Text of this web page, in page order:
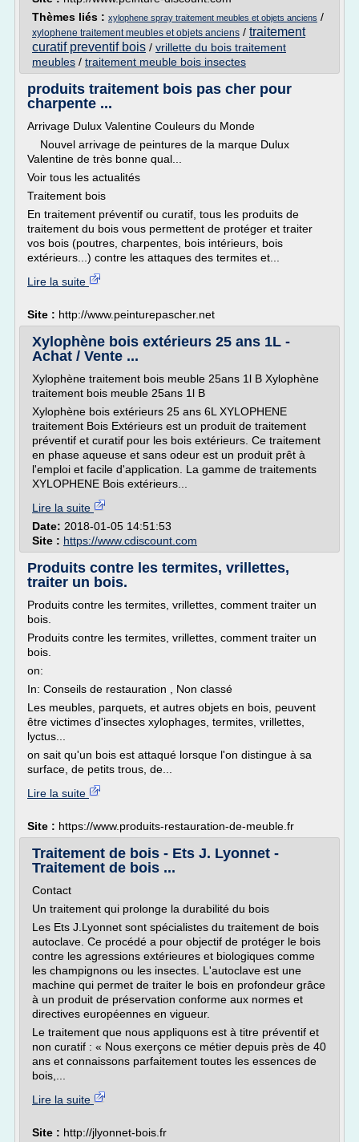
Thèmes liés : xylophene spray traitement meubles et objets anciens /
xylophene traitement meubles et objets anciens / traitement
curatif preventif bois / vrillette du bois traitement
meubles / traitement meuble bois insectes
produits traitement bois pas cher pour
charpente ...
Arrivage Dulux Valentine Couleurs du Monde
Nouvel arrivage de peintures de la marque Dulux
Valentine de très bonne qual...
Voir tous les actualités
Traitement bois
En traitement préventif ou curatif, tous les produits de
traitement du bois vous permettent de protéger et traiter
vos bois (poutres, charpentes, bois intérieurs, bois
extérieurs...) contre les attaques des termites et...
Lire la suite
Site : http://www.peinturepascher.net
Xylophène bois extérieurs 25 ans 1L -
Achat / Vente ...
Xylophène traitement bois meuble 25ans 1l B Xylophène
traitement bois meuble 25ans 1l B
Xylophène bois extérieurs 25 ans 6L XYLOPHENE
traitement Bois Extérieurs est un produit de traitement
préventif et curatif pour les bois extérieurs. Ce traitement
en phase aqueuse et sans odeur est un produit prêt à
l'emploi et facile d'application. La gamme de traitements
XYLOPHENE Bois extérieurs...
Lire la suite
Date: 2018-01-05 14:51:53
Site : https://www.cdiscount.com
Produits contre les termites, vrillettes,
traiter un bois.
Produits contre les termites, vrillettes, comment traiter un
bois.
Produits contre les termites, vrillettes, comment traiter un
bois.
on:
In: Conseils de restauration , Non classé
Les meubles, parquets, et autres objets en bois, peuvent
être victimes d'insectes xylophages, termites, vrillettes,
lyctus...
on sait qu'un bois est attaqué lorsque l'on distingue à sa
surface, de petits trous, de...
Lire la suite
Site : https://www.produits-restauration-de-meuble.fr
Traitement de bois - Ets J. Lyonnet -
Traitement de bois ...
Contact
Un traitement qui prolonge la durabilité du bois
Les Ets J.Lyonnet sont spécialistes du traitement de bois
autoclave. Ce procédé a pour objectif de protéger le bois
contre les agressions extérieures et biologiques comme
les champignons ou les insectes. L'autoclave est une
machine qui permet de traiter le bois en profondeur grâce
à un produit de préservation conforme aux normes et
directives européennes en vigueur.
Le traitement que nous appliquons est à titre préventif et
non curatif : « Nous exerçons ce métier depuis près de 40
ans et connaissons parfaitement toutes les essences de
bois,...
Lire la suite
Site : http://jlyonnet-bois.fr